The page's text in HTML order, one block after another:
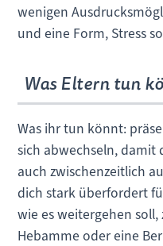
wenigen
und eine Form, Stress
Was Eltern tun
Was ihr tun könnt:
sich abwechseln, damit
auch zwischenzeitlich
dich stark überfordert
wie es weitergehen
Hebamme oder eine